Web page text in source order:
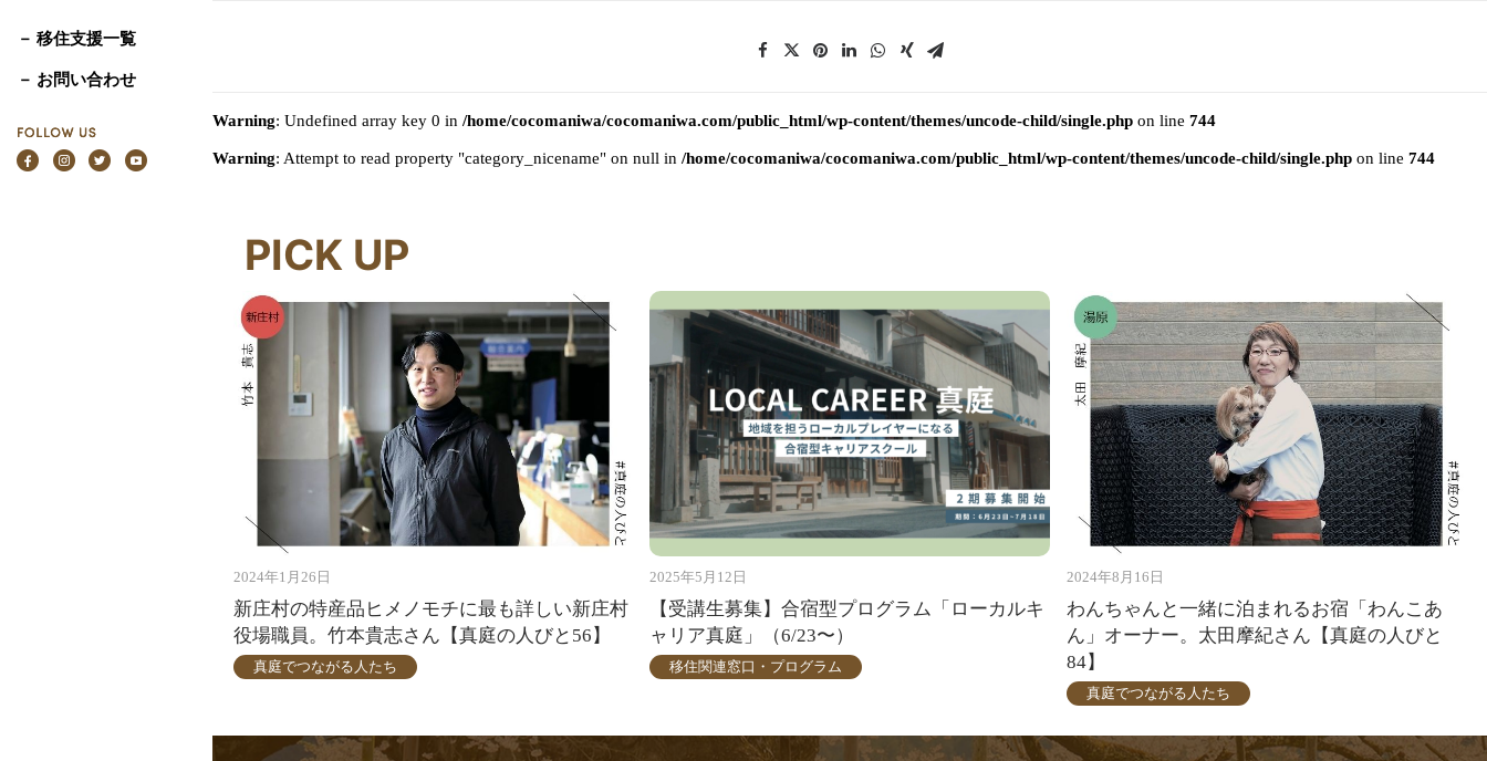
－ 移住支援一覧
－ お問い合わせ
Warning: Undefined array key 0 in /home/cocomaniwa/cocomaniwa.com/public_html/wp-content/themes/uncode-child/single.phpon line 744
Warning: Attempt to read property "category_nicename" on null in /home/cocomaniwa/cocomaniwa.com/public_html/wp-content/themes/uncode-child/single.phpon line 744
PICK UP
2024年1月26日
新庄村の特産品ヒメノモチに最も詳しい新庄村
役場職員。竹本貴志さん【真庭の人びと56】
真庭でつながる人たち
2025年5月12日
【受講生募集】合宿型プログラム「ローカルキ
ャリア真庭」（6/23〜）
移住関連窓口・プログラム
2024年8月16日
わんちゃんと一緒に泊まれるお宿「わんこあ
ん」オーナー。太田摩紀さん【真庭の人びと
84】
真庭でつながる人たち